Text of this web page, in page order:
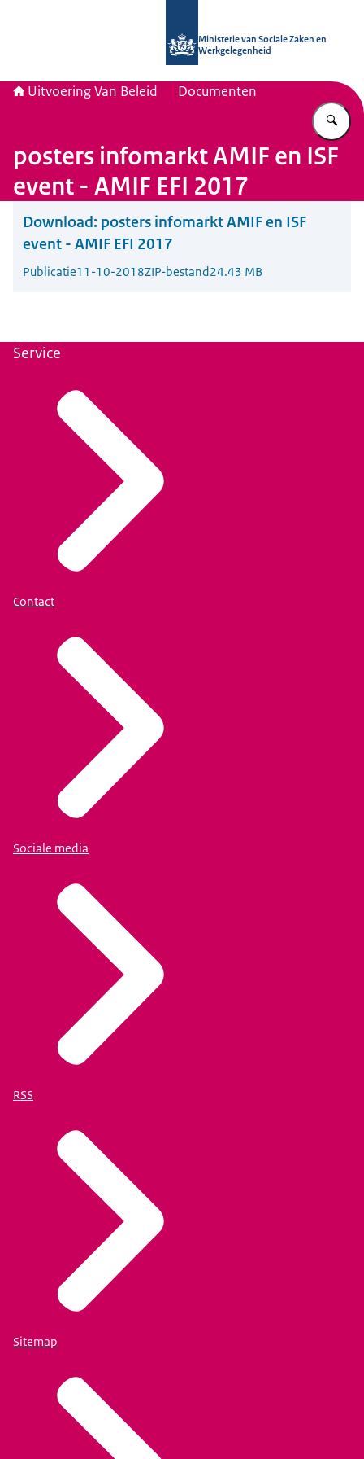
Ministerie van Sociale Zaken en
Werkgelegenheid
Uitvoering Van Beleid Documenten
posters infomarkt AMIF en ISF
event - AMIF EFI 2017
Download: posters infomarkt AMIF en ISF
event - AMIF EFI 2017
Publicatie11-10-2018ZIP-bestand24.43 MB
Service
Contact
Sociale media
RSS
Sitemap